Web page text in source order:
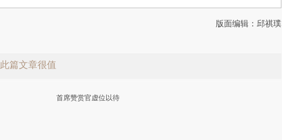
版面编辑：邱祺璞
此篇文章很值
首席赞赏官虚位以待